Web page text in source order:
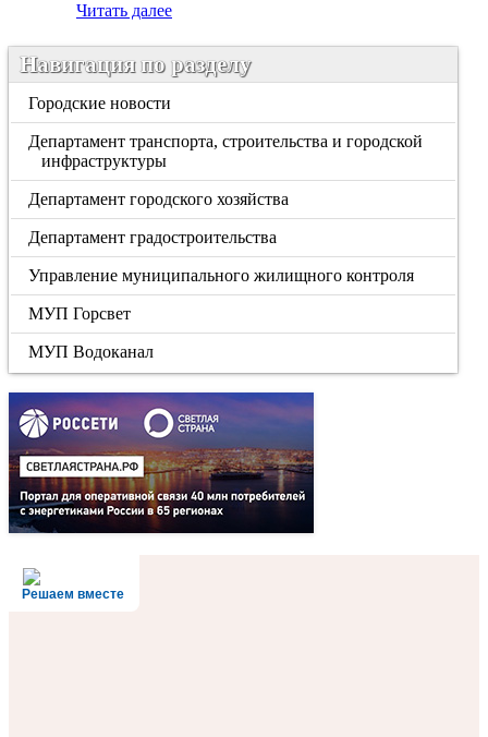
Читать далее
Навигация по разделу
Городские новости
Департамент транспорта, строительства и городской
инфраструктуры
Департамент городского хозяйства
Департамент градостроительства
Управление муниципального жилищного контроля
МУП Горсвет
МУП Водоканал
Решаем вместе